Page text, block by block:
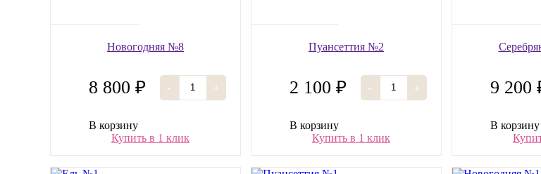
Новогодняя №8
8 800 ₽ - +
В корзину
Купить в 1 клик
Пуансеттия №2
2 100 ₽ - +
В корзину
Купить в 1 клик
9 200
В корзину